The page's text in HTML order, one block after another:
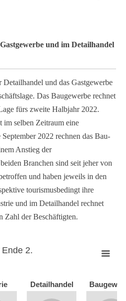
und im Detailhandel
und das Gastgewerbe
Das Baugewerbe rechnet
fürs zweite Halbjahr 2022.
im selben Zeitraum eine
2022 rechnen das Bau-
Anstieg der
Branchen sind seit jeher von
und haben jeweils in den
tourismusbedingt ihre
und im Detailhandel rechnet
Zahl der Beschäftigten.
2. Quartal 2022
Detailhandel
2.